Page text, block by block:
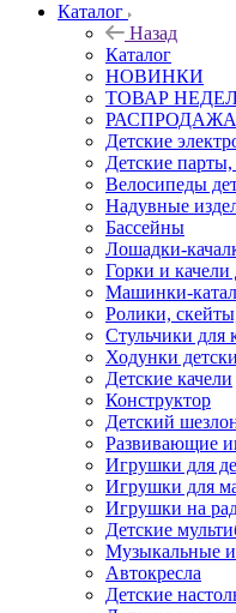
Каталог
Назад
Каталог
НОВИНКИ
ТОВАР
РАСПРОДАЖА
Детские
Детские
Велосипеды
Надувные
Бассейны
Лошадки-
Горки и качели
Машинки-
Ролики,
Стульчики для
Ходунки
Детские качели
Конструктор
Детский
Развивающие
Игрушки для
Игрушки для
Игрушки на
Детские
Музыкальные
Автокресла
Детские